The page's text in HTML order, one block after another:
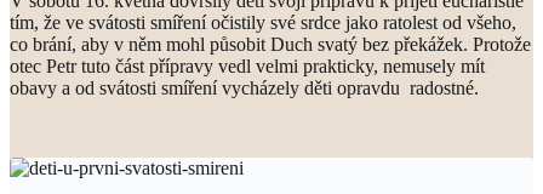
tím, že ve svátosti smíření očistily své srdce jako ratolest od všeho,
co brání, aby v něm mohl působit Duch svatý bez překážek. Protože
otec Petr tuto část přípravy vedl velmi prakticky, nemusely mít
obavy a od svátosti smíření vycházely děti opravdu radostné.